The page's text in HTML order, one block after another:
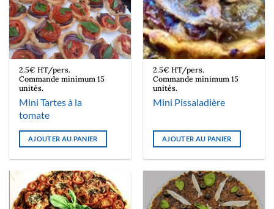
2.5€ HT/pers.
Commande minimum 15
unités.
Mini Tartes à la
tomate
AJOUTER AU PANIER
2.5€ HT/pers.
Commande minimum 15
unités.
Mini Pissaladière
AJOUTER AU PANIER